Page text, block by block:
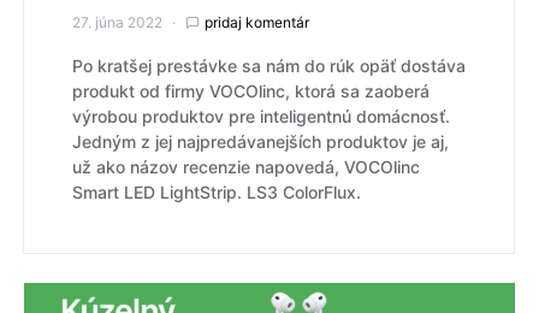
27. júna 2022 pridaj komentár
Po kratšej prestávke sa nám do rúk opäť dostáva
produkt od firmy VOCOlinc, ktorá sa zaoberá
výrobou produktov pre inteligentnú domácnosť.
Jedným z jej najpredávanejších produktov je aj,
už ako názov recenzie napovedá, VOCOlinc
Smart LED LightStrip. LS3 ColorFlux.